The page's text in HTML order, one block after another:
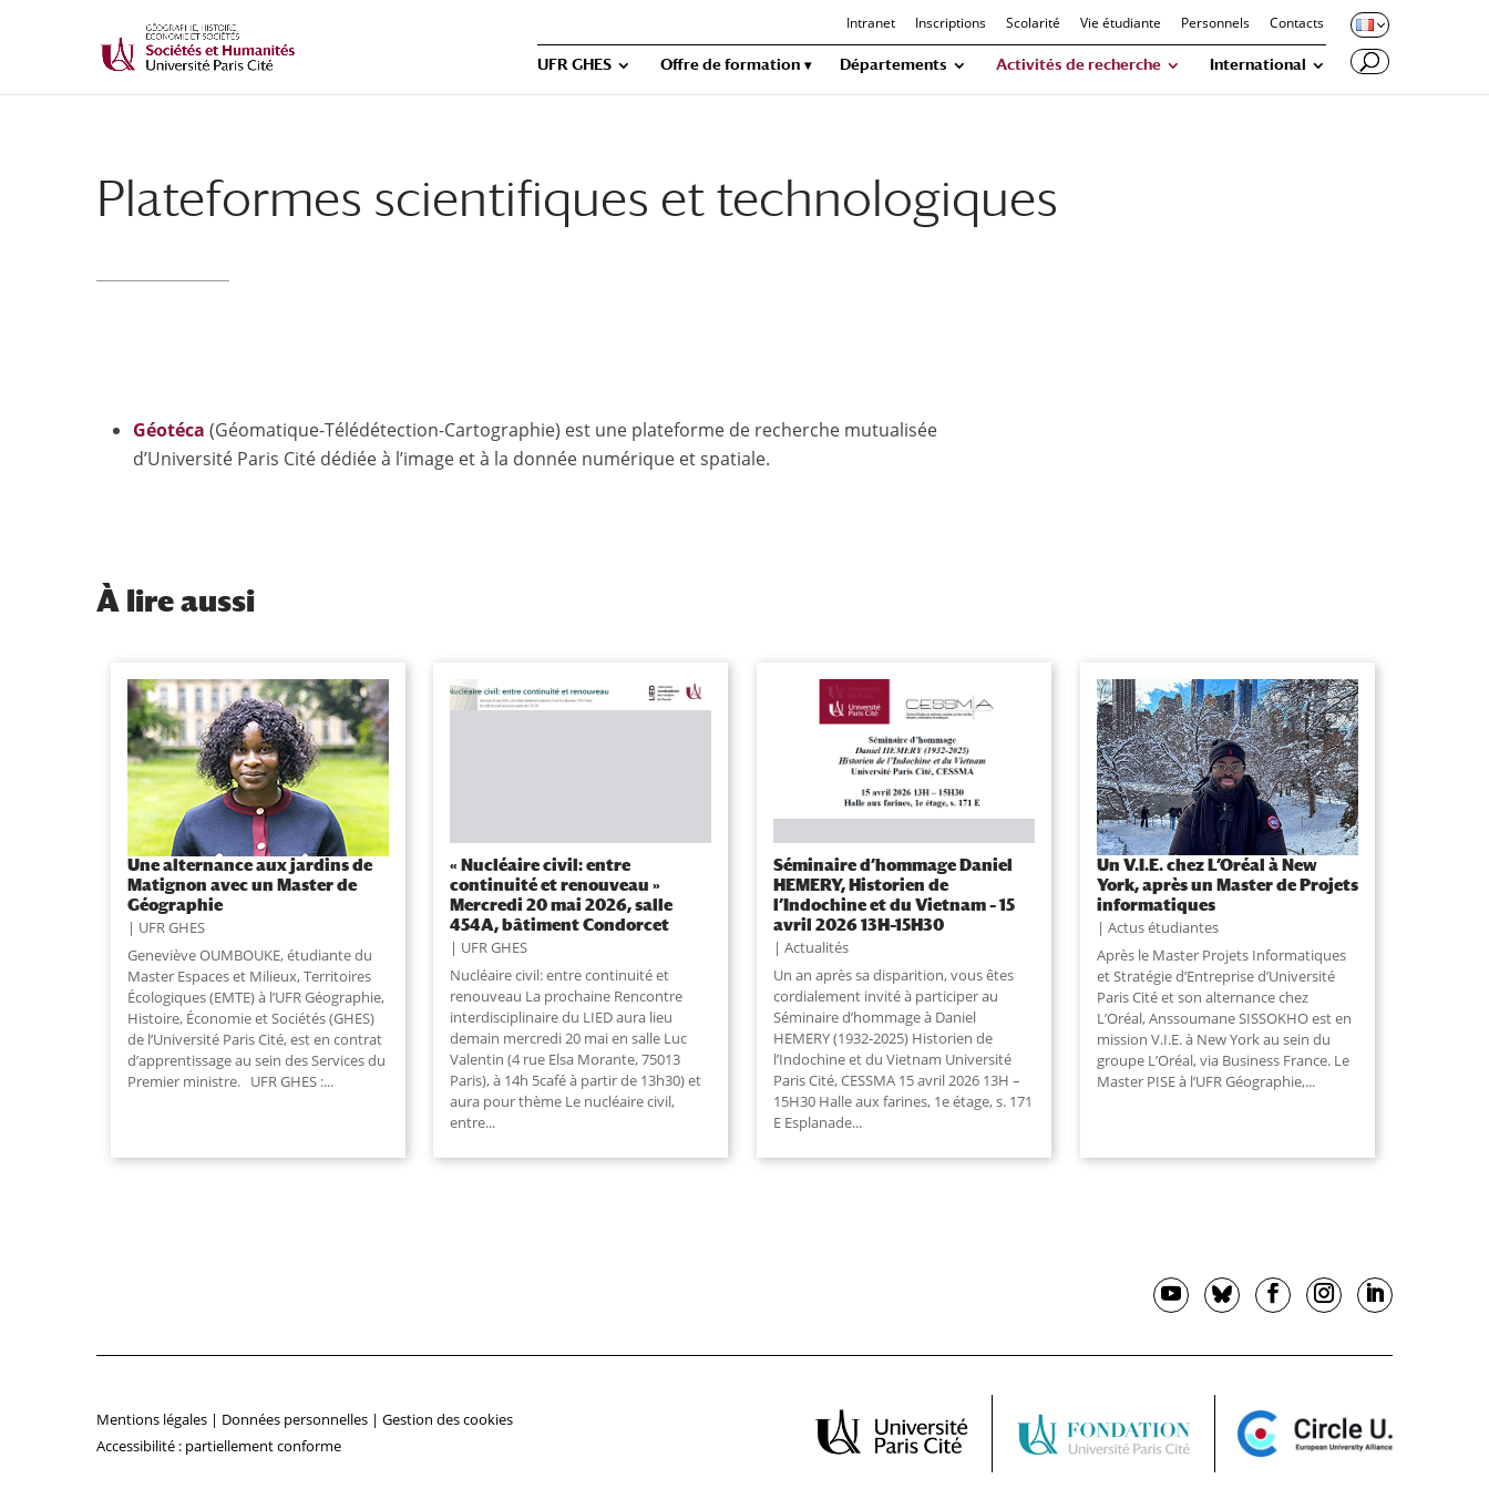
Intranet Inscriptions Scolarité Vie étudiante Personnels Contacts
UFR GHES Offre de formation Départements Activités de recherche International
Plateformes scientifiques et technologiques
Géotéca (Géomatique-Télédétection-Cartographie) est une plateforme de recherche mutualisée
d’Université Paris Cité dédiée à l’image et à la donnée numérique et spatiale.
À lire aussi
Une alternance aux jardins de
Matignon avec un Master de
Géographie
UFR GHES
Geneviève OUMBOUKE, étudiante du
Master Espaces et Milieux, Territoires
Écologiques (EMTE) à l’UFR Géographie,
Histoire, Économie et Sociétés (GHES)
de l’Université Paris Cité, est en contrat
d’apprentissage au sein des Services du
Premier ministre. UFR GHES :...
« Nucléaire civil: entre
continuité et renouveau »
Mercredi 20 mai 2026, salle
454A, bâtiment Condorcet
UFR GHES
Nucléaire civil: entre continuité et
renouveau La prochaine Rencontre
interdisciplinaire du LIED aura lieu
demain mercredi 20 mai en salle Luc
Valentin (4 rue Elsa Morante, 75013
Paris), à 14h 5café à partir de 13h30) et
aura pour thème Le nucléaire civil,
entre...
Séminaire d’hommage Daniel
HEMERY, Historien de
l’Indochine et du Vietnam – 15
avril 2026 13H–15H30
Actualités
Un an après sa disparition, vous êtes
cordialement invité à participer au
Séminaire d’hommage à Daniel
HEMERY (1932-2025) Historien de
l’Indochine et du Vietnam Université
Paris Cité, CESSMA 15 avril 2026 13H –
15H30 Halle aux farines, 1e étage, s. 171
E Esplanade...
Un V.I.E. chez L’Oréal à New
York, après un Master de Projets
informatiques
Actus étudiantes
Après le Master Projets Informatiques
et Stratégie d’Entreprise d’Université
Paris Cité et son alternance chez
L’Oréal, Anssoumane SISSOKHO est en
mission V.I.E. à New York au sein du
groupe L’Oréal, via Business France. Le
Master PISE à l’UFR Géographie,...
Mentions légales | Données personnelles | Gestion des cookies
Accessibilité : partiellement conforme